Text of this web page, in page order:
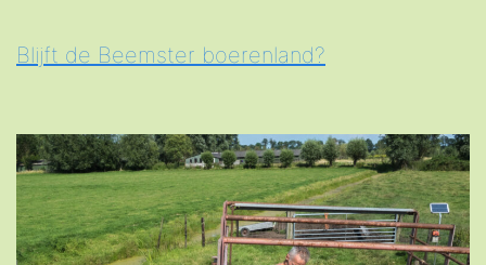
Blijft de Beemster boerenland?